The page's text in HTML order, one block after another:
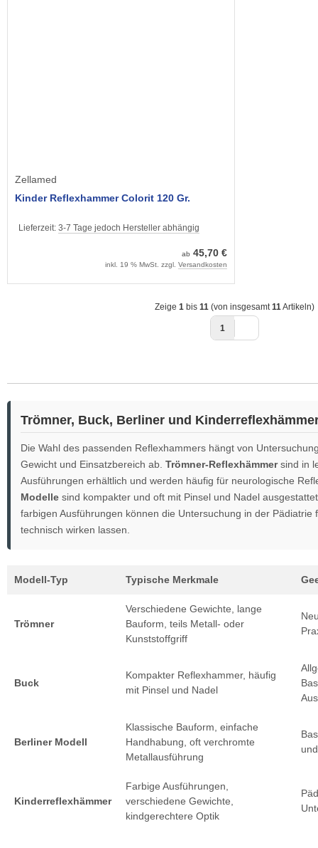
Zellamed
Kinder Reflexhammer Colorit 120 Gr.
Lieferzeit: 3-7 Tage jedoch Hersteller abhängig
ab 45,70 €
inkl. 19 % MwSt. zzgl. Versandkosten
Zeige 1bis 11(von insgesamt11Artikeln)
1
Trömner, Buck, Berliner und
Die Wahl des passenden Reflexhammers hängt von
Gewicht und Einsatzbereich ab. Trömner-Reflexhämmersind in
Ausführungen erhältlich und werden häufig für neurologische
Modelle sind kompakter und oft mit Pinsel und Nadel
farbigen Ausführungen können die Untersuchung in der Pädiatrie
technisch wirken lassen.
Modell-Typ Typische Merkmale
Trömner
Verschiedene Gewichte, lange
Bauform, teils Metall- oder
Kunststoffgriff
Buck
Kompakter Reflexhammer, häufig
mit Pinsel und Nadel
Berliner Modell
Klassische Bauform, einfache
Handhabung, oft verchromte
Metallausführung
Kinderreflexhämmer
Farbige Ausführungen,
verschiedene Gewichte,
kindgerechtere Optik